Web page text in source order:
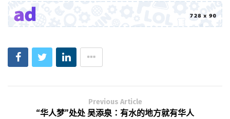
Previous Article
“华人梦”处处 吴添泉：有水的地方就有华人